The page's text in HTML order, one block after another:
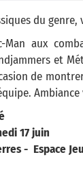
du
Man aux
et
de
17 juin
- Espace